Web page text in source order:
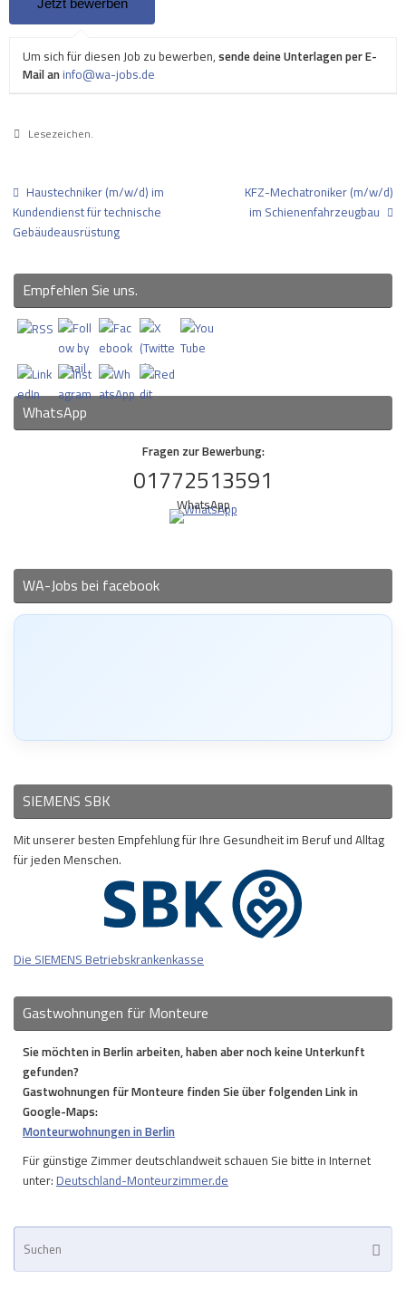
Um sich für diesen Job zu bewerben, sende deine Unterlagen per E-
Mail an info@wa-jobs.de
Lesezeichen.
Haustechniker (m/w/d) im
Kundendienst für technische
Gebäudeausrüstung
KFZ-Mechatroniker (m/w/d)
im Schienenfahrzeugbau
Empfehlen Sie uns.
WhatsApp
Fragen zur Bewerbung:
01772513591
WhatsApp
WA-Jobs bei facebook
SIEMENS SBK
Mit unserer besten Empfehlung für Ihre Gesundheit im Beruf und Alltag
für jeden Menschen.
Die SIEMENS Betriebskrankenkasse
Gastwohnungen für Monteure
Sie möchten in Berlin arbeiten, haben aber noch keine Unterkunft
gefunden?
Gastwohnungen für Monteure finden Sie über folgenden Link in
Google-Maps:
Monteurwohnungen in Berlin
Für günstige Zimmer deutschlandweit schauen Sie bitte in Internet
unter: Deutschland-Monteurzimmer.de